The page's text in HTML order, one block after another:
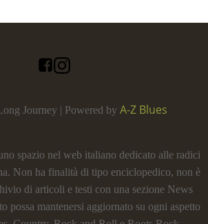
Journey | Powered by A-Z Blues
spazio nel web italiano dedicato alle radici
Non ha finalità di tipo enciclopedico, non è
di articoli e testi con una sezione News
possa mantenersi aggiornato su ogni aspetto